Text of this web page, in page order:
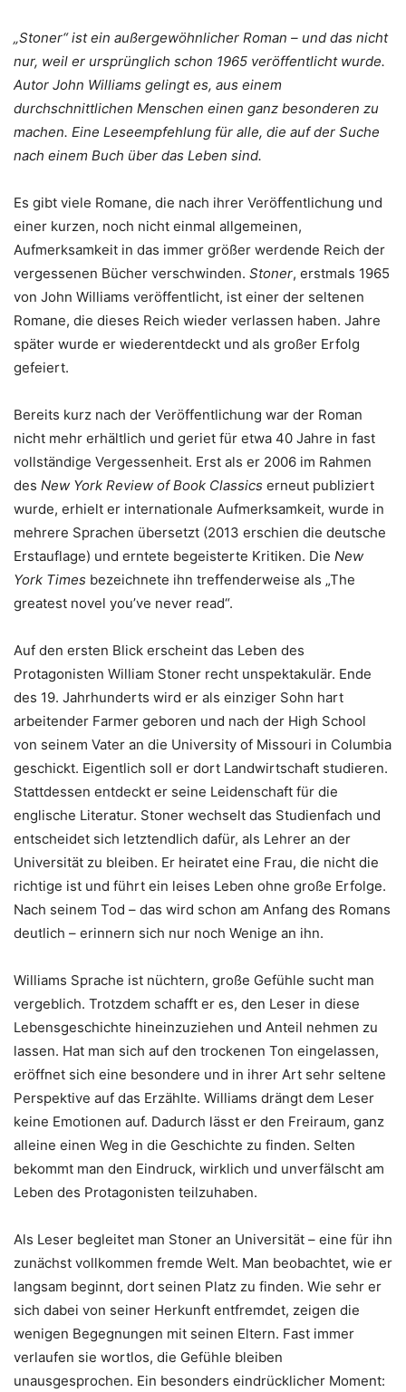
„Stoner“ ist ein außergewöhnlicher Roman – und das nicht
nur, weil er ursprünglich schon 1965 veröffentlicht wurde.
Autor John Williams gelingt es, aus einem
durchschnittlichen Menschen einen ganz besonderen zu
machen. Eine Leseempfehlung für alle, die auf der Suche
nach einem Buch über das Leben sind.
Es gibt viele Romane, die nach ihrer Veröffentlichung und
einer kurzen, noch nicht einmal allgemeinen,
Aufmerksamkeit in das immer größer werdende Reich der
vergessenen Bücher verschwinden. Stoner, erstmals 1965
von John Williams veröffentlicht, ist einer der seltenen
Romane, die dieses Reich wieder verlassen haben. Jahre
später wurde er wiederentdeckt und als großer Erfolg
gefeiert.
Bereits kurz nach der Veröffentlichung war der Roman
nicht mehr erhältlich und geriet für etwa 40 Jahre in fast
vollständige Vergessenheit. Erst als er 2006 im Rahmen
des New York Review of Book Classics erneut publiziert
wurde, erhielt er internationale Aufmerksamkeit, wurde in
mehrere Sprachen übersetzt (2013 erschien die deutsche
Erstauflage) und erntete begeisterte Kritiken. Die New
York Times bezeichnete ihn treffenderweise als „The
greatest novel you’ve never read“.
Auf den ersten Blick erscheint das Leben des
Protagonisten William Stoner recht unspektakulär. Ende
des 19. Jahrhunderts wird er als einziger Sohn hart
arbeitender Farmer geboren und nach der High School
von seinem Vater an die University of Missouri in Columbia
geschickt. Eigentlich soll er dort Landwirtschaft studieren.
Stattdessen entdeckt er seine Leidenschaft für die
englische Literatur. Stoner wechselt das Studienfach und
entscheidet sich letztendlich dafür, als Lehrer an der
Universität zu bleiben. Er heiratet eine Frau, die nicht die
richtige ist und führt ein leises Leben ohne große Erfolge.
Nach seinem Tod – das wird schon am Anfang des Romans
deutlich – erinnern sich nur noch Wenige an ihn.
Williams Sprache ist nüchtern, große Gefühle sucht man
vergeblich. Trotzdem schafft er es, den Leser in diese
Lebensgeschichte hineinzuziehen und Anteil nehmen zu
lassen. Hat man sich auf den trockenen Ton eingelassen,
eröffnet sich eine besondere und in ihrer Art sehr seltene
Perspektive auf das Erzählte. Williams drängt dem Leser
keine Emotionen auf. Dadurch lässt er den Freiraum, ganz
alleine einen Weg in die Geschichte zu finden. Selten
bekommt man den Eindruck, wirklich und unverfälscht am
Leben des Protagonisten teilzuhaben.
Als Leser begleitet man Stoner an Universität – eine für ihn
zunächst vollkommen fremde Welt. Man beobachtet, wie er
langsam beginnt, dort seinen Platz zu finden. Wie sehr er
sich dabei von seiner Herkunft entfremdet, zeigen die
wenigen Begegnungen mit seinen Eltern. Fast immer
verlaufen sie wortlos, die Gefühle bleiben
unausgesprochen. Ein besonders eindrücklicher Moment: